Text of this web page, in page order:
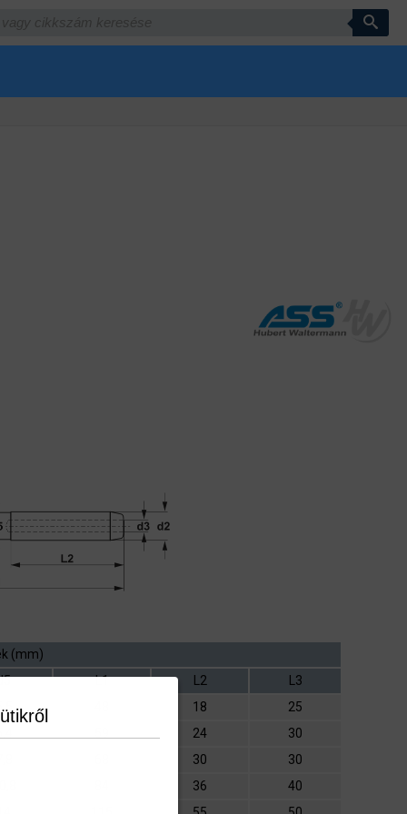
(mm)
L1 L2
L3
5,5 18
25
24
30
30
30
36
40